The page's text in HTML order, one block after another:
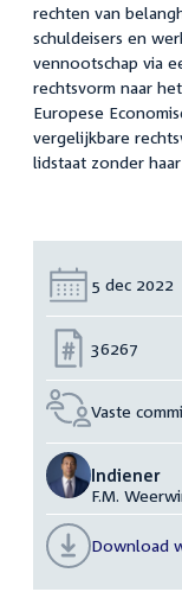
rechten van
schuldeisers en
vennootschap via
rechtsvorm naar
Europese
vergelijkbare
lidstaat zonder
Datum:
5 dec 2022
Nummer:
36267
Vaste
Indiener
F.M.
Download